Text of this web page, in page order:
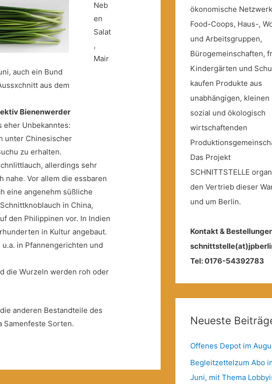
Neb
en
Salat
,
Mair
auch ein Bund
aus dem
Bienenwerder
eher Unbekanntes:
unter Chinesischer
zu erhalten.
allerdings sehr
nahe. Vor allem die essbaren
eine angenehm süßliche
in China,
den Philippinen vor. In Indien
in Kultur angebaut.
in Pfannengerichten und
die Wurzeln werden roh oder
anderen Bestandteile des
Samenfeste Sorten.
ökonomische
Food-Coops, Haus-,
und Arbeitsgruppen,
Bürogemeinschaften,
Kindergärten und
kaufen Produkte aus
unabhängigen, kleinen
sozial und ökologisch
wirtschaftenden
Das Projekt
SCHNITTSTELLE
den Vertrieb dieser
und um Berlin.
Kontakt &
Tel: 0176-54392783
Neueste
Offenes Depot im
Begleitzettelzum Abo
Juni, mit Thema